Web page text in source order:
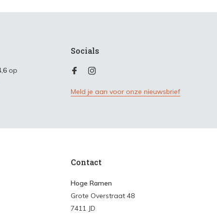
op
Socials
Meld je aan voor onze nieuwsbrief
Contact
Hoge Ramen
Grote Overstraat 48
7411 JD